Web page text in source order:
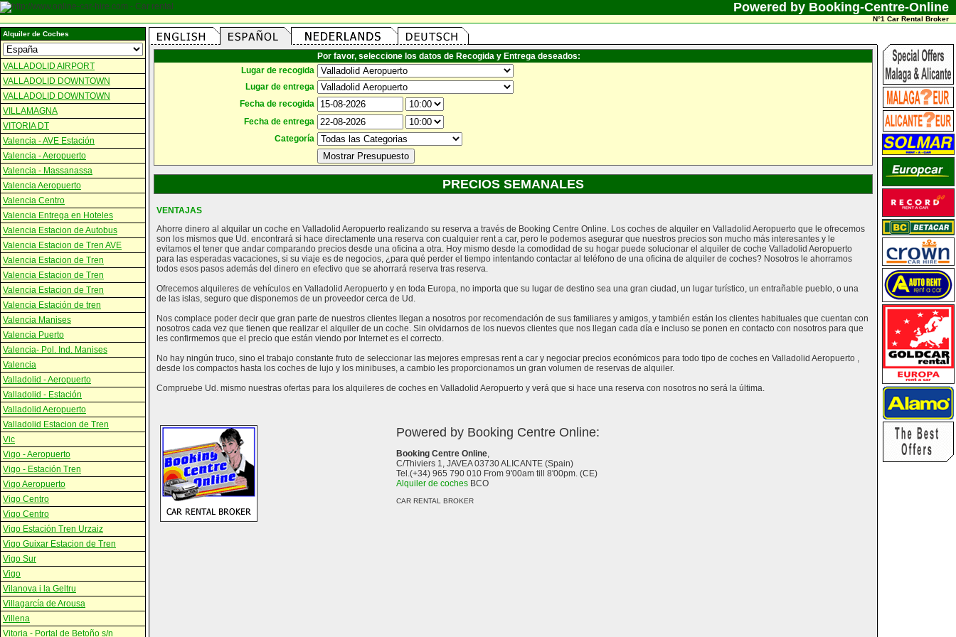
Powered by Booking-Centre-Online
N°1 Car Rental Broker
Alquiler de Coches
VALLADOLID AIRPORT
VALLADOLID DOWNTOWN
VALLADOLID DOWNTOWN
VILLAMAGNA
VITORIA DT
Valencia - AVE Estación
Valencia - Aeropuerto
Valencia - Massanassa
Valencia Aeropuerto
Valencia Centro
Valencia Entrega en Hoteles
Valencia Estacion de Autobus
Valencia Estacion de Tren AVE
Valencia Estacion de Tren
Valencia Estacion de Tren
Valencia Estacion de Tren
Valencia Estación de tren
Valencia Manises
Valencia Puerto
Valencia- Pol. Ind. Manises
Valencia
Valladolid - Aeropuerto
Valladolid - Estación
Valladolid Aeropuerto
Valladolid Estacion de Tren
Vic
Vigo - Aeropuerto
Vigo - Estación Tren
Vigo Aeropuerto
Vigo Centro
Vigo Centro
Vigo Estación Tren Urzaiz
Vigo Guixar Estacion de Tren
Vigo Sur
Vigo
Vilanova i la Geltru
Villagarcía de Arousa
Villena
Vitoria - Portal de Betoño s/n
Por favor, seleccione los datos de Recogida y Entrega deseados:
Lugar de recogida
Lugar de entrega
Fecha de recogida
Fecha de entrega
Categoría
PRECIOS SEMANALES
VENTAJAS
Ahorre dinero al alquilar un coche en Valladolid Aeropuerto realizando su reserva a través de Booking Centre Online. Los coches de alquiler en Valladolid Aeropuerto que le ofrecemos
son los mismos que Ud. encontrará si hace directamente una reserva con cualquier rent a car, pero le podemos asegurar que nuestros precios son mucho más interesantes y le
evitamos el tener que andar comparando precios desde una oficina a otra. Hoy mismo desde la comodidad de su hogar puede solucionar el alquiler de coche Valladolid Aeropuerto
para las esperadas vacaciones, si su viaje es de negocios, ¿para qué perder el tiempo intentando contactar al teléfono de una oficina de alquiler de coches? Nosotros le ahorramos
todos esos pasos además del dinero en efectivo que se ahorrará reserva tras reserva.
Ofrecemos alquileres de vehículos en Valladolid Aeropuerto y en toda Europa, no importa que su lugar de destino sea una gran ciudad, un lugar turístico, un entrañable pueblo, o una
de las islas, seguro que disponemos de un proveedor cerca de Ud.
Nos complace poder decir que gran parte de nuestros clientes llegan a nosotros por recomendación de sus familiares y amigos, y también están los clientes habituales que cuentan con
nosotros cada vez que tienen que realizar el alquiler de un coche. Sin olvidarnos de los nuevos clientes que nos llegan cada día e incluso se ponen en contacto con nosotros para que
les confirmemos que el precio que están viendo por Internet es el correcto.
No hay ningún truco, sino el trabajo constante fruto de seleccionar las mejores empresas rent a car y negociar precios económicos para todo tipo de coches en Valladolid Aeropuerto ,
desde los compactos hasta los coches de lujo y los minibuses, a cambio les proporcionamos un gran volumen de reservas de alquiler.
Compruebe Ud. mismo nuestras ofertas para los alquileres de coches en Valladolid Aeropuerto y verá que si hace una reserva con nosotros no será la última.
Powered by Booking Centre Online:
Booking Centre Online,
C/Thiviers 1, JAVEA 03730 ALICANTE (Spain)
Tel.(+34) 965 790 010 From 9'00am till 8'00pm. (CE)
Alquiler de coches BCO
CAR RENTAL BROKER